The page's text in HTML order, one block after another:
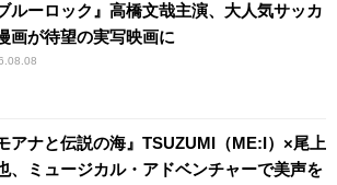
ブルーロック』高橋文哉主演、大人気サッカ
画が待望の実写映画に
モアナと伝説の海』TSUZUMI（ME:I）×尾上
、ミュージカル・アドベンチャーで美声を